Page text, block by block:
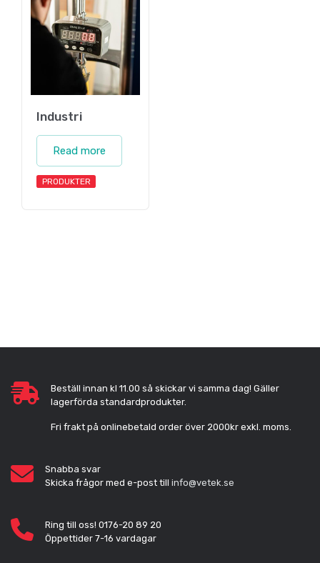
Industri
Read more
PRODUKTER
Beställ innan kl 11.00 så skickar vi samma dag! Gäller
lagerförda standardprodukter.
Fri frakt på onlinebetald order över 2000kr exkl. moms.
Snabba svar
Skicka frågor med e-post till info@vetek.se
Ring till oss! 0176-20 89 20
Öppettider 7-16 vardagar